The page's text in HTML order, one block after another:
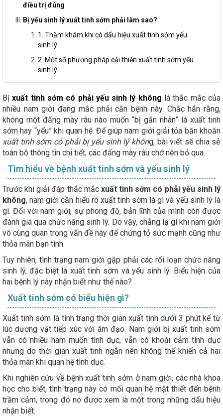
điều trị đúng
Bị yếu sinh lý xuất tinh sớm phải làm sao?
1. Thăm khám khi có dấu hiệu xuất tinh sớm yếu
sinh lý
2. Một số phương pháp cải thiện xuất tinh sớm yếu
sinh lý
Bịxuất tinh sớm có phải yếu sinh lý không là thắc mắc của
nhiều nam giới đang mắc phải căn bệnh này. Chắc hẳn rằng,
không một đấng mày râu nào muốn “bị gắn nhãn” là xuất tinh
sớm hay “yếu” khi quan hệ. Để giúp nam giới giải tỏa băn khoăn
xuất tinh sớm có phải bị yếu sinh lý không, bài viết sẽ chia sẻ
toàn bộ thông tin chi tiết, các đấng mày râu chớ nên bỏ qua.
Tìm hiểu về bệnh xuất tinh sớm và yếu sinh lý
Trước khi giải đáp thắc mắc xuất tinh sớm có phải yếu sinh lý
không, nam giới cần hiểu rõ xuất tinh sớm là gì và yếu sinh lý là
gì. Đối với nam giới, sự phong độ, bản lĩnh của mình còn được
đánh giá qua chức năng sinh lý. Do vậy, chẳng lạ gì khi nam giới
vô cùng quan trọng vấn đề này để chứng tỏ sức mạnh cũng như
thỏa mãn bạn tình.
Tuy nhiên, tình trạng nam giới gặp phải các rối loạn chức năng
sinh lý, đặc biệt là xuất tinh sớm và yếu sinh lý. Biểu hiện của
hai bệnh lý này nhận biết như thế nào?
Xuất tinh sớm có biểu hiện gì?
Xuất tinh sớm là tình trạng thời gian xuất tinh dưới 3 phút kể từ
lúc dương vật tiếp xúc với âm đạo. Nam giới bị xuất tinh sớm
vẫn có nhiều ham muốn tình dục, vẫn có khoái cảm tình dục
nhưng do thời gian xuất tinh ngắn nên không thể khiến cả hai
thỏa mãn khi quan hệ tình dục.
Khi nghiên cứu về bệnh xuất tinh sớm ở nam giới, các nhà khoa
học cho biết, tình trạng này có mối quan hệ mật thiết đến bệnh
trầm cảm, trong đó nó được xem là một trong những dấu hiệu
nhận biết.